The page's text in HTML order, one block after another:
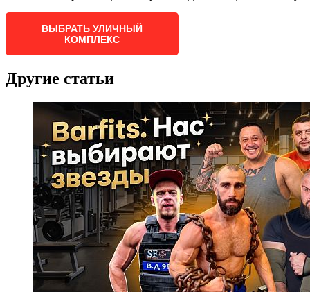
ВЫБРАТЬ УЛИЧНЫЙ
КОМПЛЕКС
Другие статьи